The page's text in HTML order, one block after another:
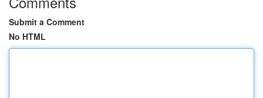
Submit a Comment
No HTML